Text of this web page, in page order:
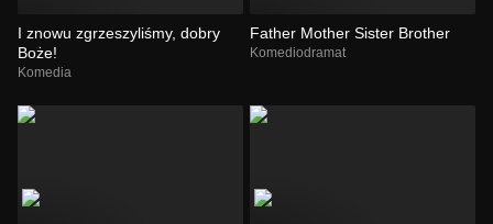
I znowu zgrzeszyliśmy, dobry
Boże!
Komedia
Father Mother Sister Brother
Komediodramat